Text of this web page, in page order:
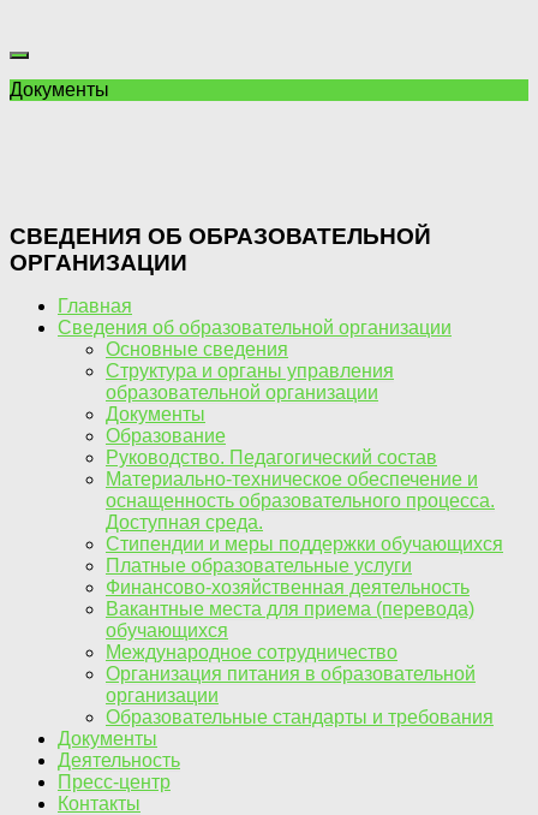
Документы
СВЕДЕНИЯ ОБ ОБРАЗОВАТЕЛЬНОЙ
ОРГАНИЗАЦИИ
Главная
Сведения об образовательной организации
Основные сведения
Структура и органы управления
образовательной организации
Документы
Образование
Руководство. Педагогический состав
Материально-техническое обеспечение и
оснащенность образовательного процесса.
Доступная среда.
Стипендии и меры поддержки обучающихся
Платные образовательные услуги
Финансово-хозяйственная деятельность
Вакантные места для приема (перевода)
обучающихся
Международное сотрудничество
Организация питания в образовательной
организации
Образовательные стандарты и требования
Документы
Деятельность
Пресс-центр
Контакты